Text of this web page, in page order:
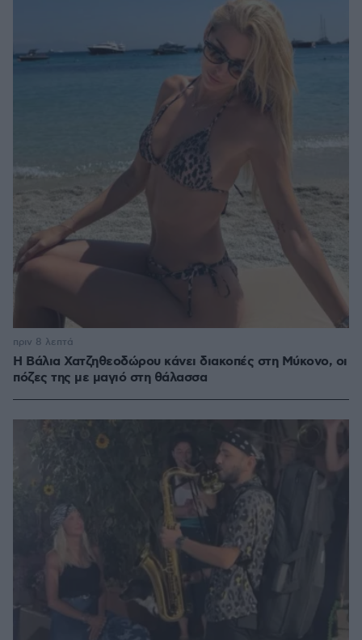
Η Βάλια Χατζηθεοδώρου κάνει διακοπές στη Μύκονο, οι
πόζες της με μαγιό στη θάλασσα
πριν 8 λεπτά